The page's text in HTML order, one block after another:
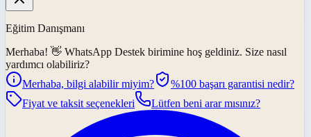
Eğitim Danışmanı
Merhaba! 👋 WhatsApp Destek birimine hoş geldiniz. Size nasıl
yardımcı olabiliriz?
Merhaba, bilgi alabilir miyim?
%100 başarı garantisi nedir?
Fiyat ve taksit seçenekleri
Lütfen beni arar mısınız?